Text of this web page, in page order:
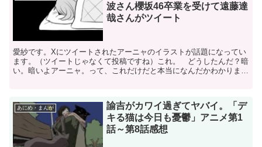
波さん櫻坂46卒業を受けて遠藤達
哉さんがツイート
愛紗です。Xにツイートされたアーニャのイラストが話題になってい
ます。（ツイートじゃなくて投稿ですね）これ。 どうしたんだ？暗
い。暗いよアーニャ。って、これだけだと本当になんだかわかりませ
あにめ・まんが
諭吉がカワイ過ぎてヤバイ。「デ
キる猫は今日も憂鬱」アニメ第1
話～第8話感想